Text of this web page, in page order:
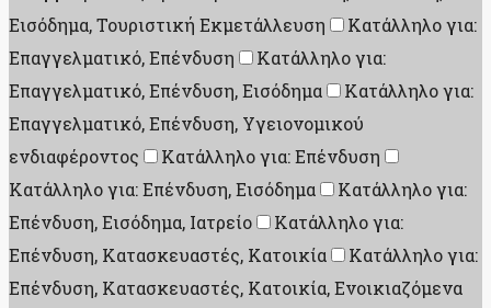
Εισόδημα, Τουριστική Εκμετάλλευση
Κατάλληλο για:
Επαγγελματικό, Επένδυση
Κατάλληλο για:
Επαγγελματικό, Επένδυση, Εισόδημα
Κατάλληλο για:
Επαγγελματικό, Επένδυση, Υγειονομικού
ενδιαφέροντος
Κατάλληλο για: Επένδυση
Κατάλληλο για: Επένδυση, Εισόδημα
Κατάλληλο για:
Επένδυση, Εισόδημα, Ιατρείο
Κατάλληλο για:
Επένδυση, Κατασκευαστές, Κατοικία
Κατάλληλο για:
Επένδυση, Κατασκευαστές, Κατοικία, Ενοικιαζόμενα